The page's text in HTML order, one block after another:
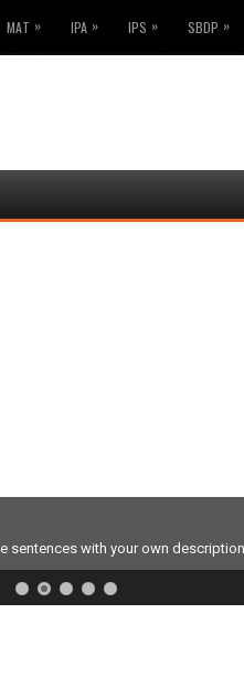
MAT » IPA » IPS » SBDP »
sentences with your own